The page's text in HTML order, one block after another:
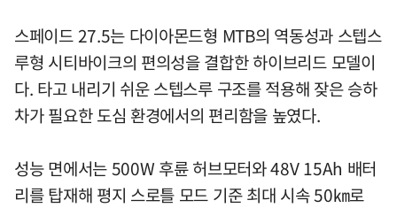
스페이드 27.5는 다이아몬드형 MTB의 역동성과 스텝스
루형 시티바이크의 편의성을 결합한 하이브리드 모델이
다. 타고 내리기 쉬운 스텝스루 구조를 적용해 잦은 승하
차가 필요한 도심 환경에서의 편리함을 높였다.
성능 면에서는 500W 후륜 허브모터와 48V 15Ah 배터
리를 탑재해 평지 스로틀 모드 기준 최대 시속 50㎞로